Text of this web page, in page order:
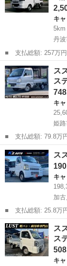
キ
5km
丹
■ 支払総額: 257万円 ■ 車両本体価格： 2,500,000 円 ■ メーカー
名： スズキ ■ 車
Ｃスペシャル 届出
イドドア左...
兵庫 丹波市
ス
ス
キ
姫
■ 支払総額: 79.8万円 ■ 車両本体価格： 748,000 円 ■ メーカー
名： スズキ ■ 車
Ｃエアコン・パワス
ト エアコン ...
兵庫 姫路市
ス
キ
加
■ 支払総額: 25.8万円 ■ 車両本体価格： 190,000 円 ■ メーカー
名： スズキ ■ 車
Ｃ ■ 排気量：
兵庫 加古川市
ス
ス
キ